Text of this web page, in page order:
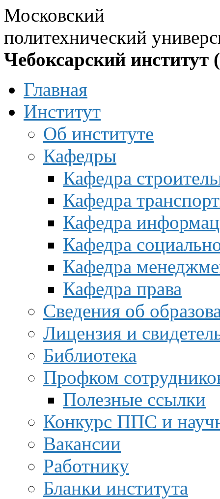
Московский
политехнический
Чебоксарский институт
Главная
Институт
Об институте
Кафедры
Кафедра
Кафедра
Кафедра
Кафедра
Кафедра
Кафедра права
Сведения об
Лицензия и
Библиотека
Профком
Полезные ссылки
Конкурс ППС и
Вакансии
Работнику
Бланки института